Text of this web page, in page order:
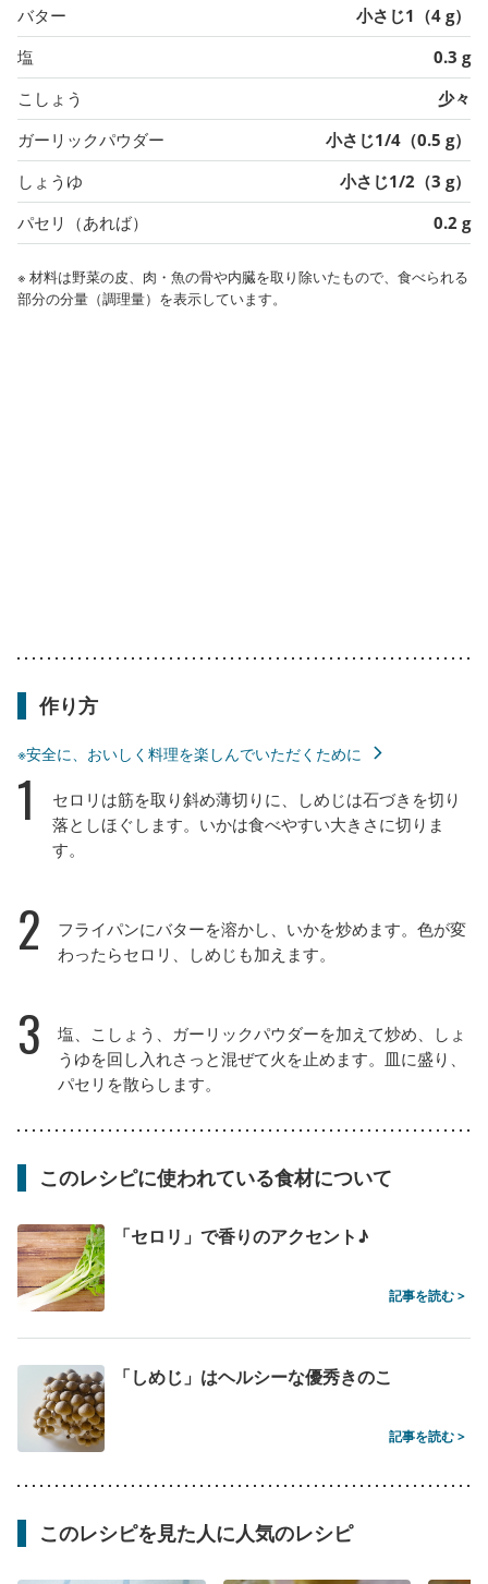
バター
小さじ1（4 g）
塩
0.3 g
こしょう
少々
ガーリックパウダー
小さじ1/4（0.5 g）
しょうゆ
小さじ1/2（3 g）
パセリ（あれば）
0.2 g
※ 材料は野菜の皮、肉・魚の骨や内臓を取り除いたもので、食べられる
部分の分量（調理量）を表示しています。
作り方
※安全に、おいしく料理を楽しんでいただくために
1
セロリは筋を取り斜め薄切りに、しめじは石づきを切り
落としほぐします。いかは食べやすい大きさに切りま
す。
2
フライパンにバターを溶かし、いかを炒めます。色が変
わったらセロリ、しめじも加えます。
3
塩、こしょう、ガーリックパウダーを加えて炒め、しょ
うゆを回し入れさっと混ぜて火を止めます。皿に盛り、
パセリを散らします。
このレシピに使われている食材について
「セロリ」で香りのアクセント♪
記事を読む >
「しめじ」はヘルシーな優秀きのこ
記事を読む >
このレシピを見た人に人気のレシピ